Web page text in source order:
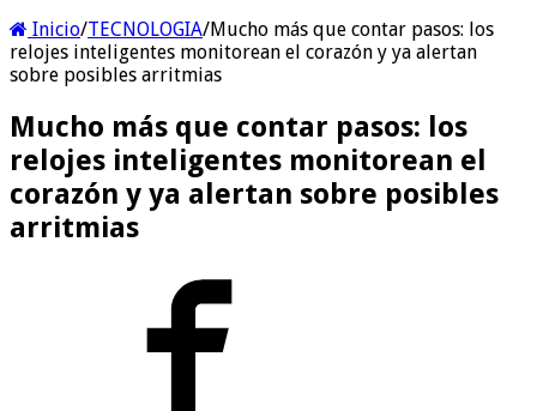
Inicio/TECNOLOGIA/Mucho más que contar pasos: los
relojes inteligentes monitorean el corazón y ya alertan
sobre posibles arritmias
Mucho más que contar pasos: los
relojes inteligentes monitorean el
corazón y ya alertan sobre posibles
arritmias